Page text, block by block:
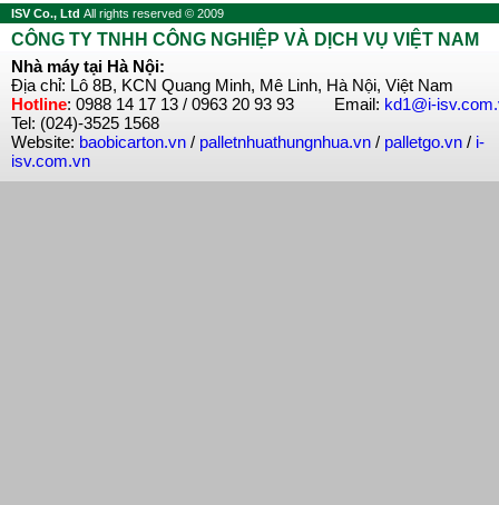
ISV Co., Ltd All rights reserved © 2009
CÔNG TY TNHH CÔNG NGHIỆP VÀ DỊCH VỤ VIỆT NAM
Nhà máy tại Hà Nội:
Địa chỉ: Lô 8B, KCN Quang Minh, Mê Linh, Hà Nội, Việt Nam
Hotline: 0988 14 17 13 / 0963 20 93 93 Email: kd1@i-
Tel: (024)-3525 1568
Website: baobicarton.vn / palletnhuathungnhua.vn / palletgo.vn / i-
isv.com.vn